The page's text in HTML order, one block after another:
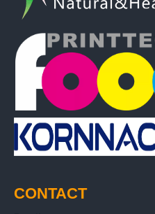
CONTACT